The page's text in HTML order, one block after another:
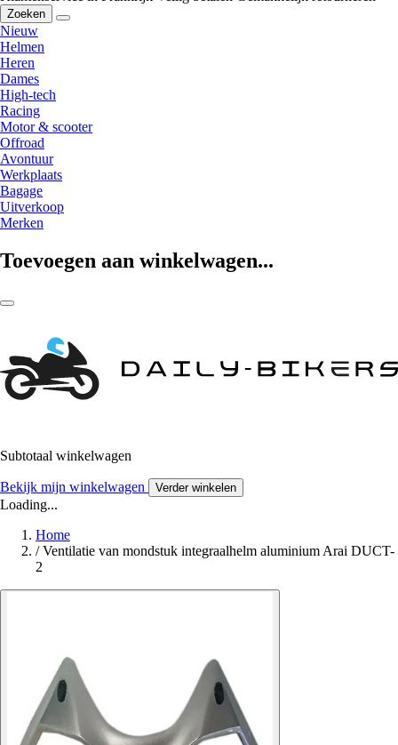
Zoeken
Nieuw
Helmen
Heren
Dames
High-tech
Racing
Motor & scooter
Offroad
Avontuur
Werkplaats
Bagage
Uitverkoop
Merken
Toevoegen aan winkelwagen...
Subtotaal winkelwagen
Bekijk mijn winkelwagen Verder winkelen
Loading...
Home
/ Ventilatie van mondstuk integraalhelm aluminium Arai DUCT-
2